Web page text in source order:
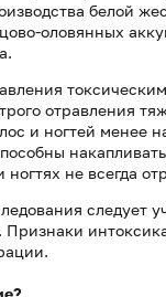
белой
оловянных
отравления
и ногтей
не всегда
следует
Признаки